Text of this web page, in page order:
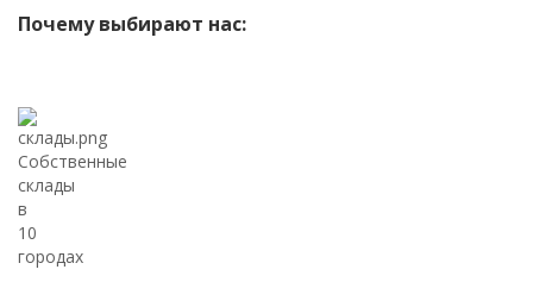
Почему выбирают нас:
Собственные
склады
в
10
городах